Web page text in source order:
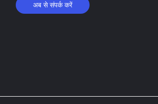
अब से संपर्क करें